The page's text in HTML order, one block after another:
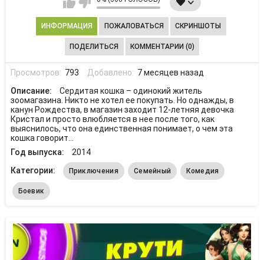
ИНФОРМАЦИЯ ПОЖАЛОВАТЬСЯ СКРИНШОТЫ
ПОДЕЛИТЬСЯ КОММЕНТАРИИ (0)
Просмотров: 793 Добавлено: 7 месяцев назад
Описание:
Сердитая кошка – одинокий житель
зоомагазина. Никто не хотел ее покупать. Но однажды, в
канун Рождества, в магазин заходит 12-летняя девочка
Кристал и просто влюбляется в нее после того, как
выяснилось, что она единственная понимает, о чем эта
кошка говорит…
Год выпуска:
2014
Категории:
Приключения Семейный Комедия
Боевик